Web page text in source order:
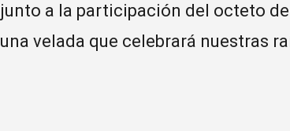
junto a la participación del octeto
una velada que celebrará nuestras